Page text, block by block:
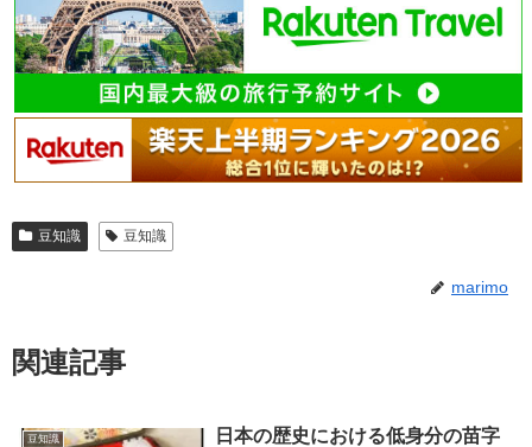
豆知識 豆知識
marimo
関連記事
豆知識
日本の歴史における低身分の苗字